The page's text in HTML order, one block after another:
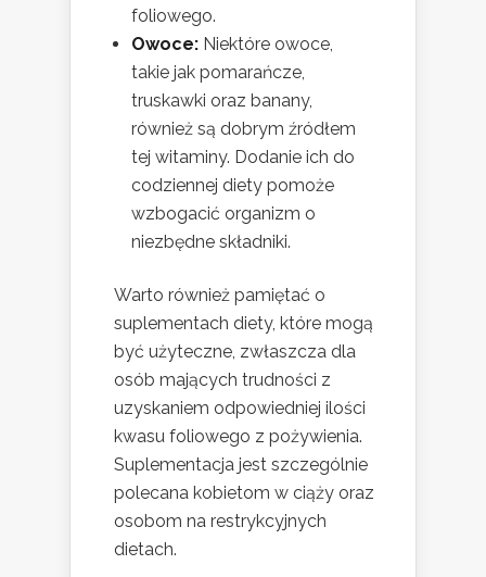
foliowego.
Owoce: Niektóre owoce,
takie jak pomarańcze,
truskawki oraz banany,
również są dobrym źródłem
tej witaminy. Dodanie ich do
codziennej diety pomoże
wzbogacić organizm o
niezbędne składniki.
Warto również pamiętać o
suplementach diety, które mogą
być użyteczne, zwłaszcza dla
osób mających trudności z
uzyskaniem odpowiedniej ilości
kwasu foliowego z pożywienia.
Suplementacja jest szczególnie
polecana kobietom w ciąży oraz
osobom na restrykcyjnych
dietach.